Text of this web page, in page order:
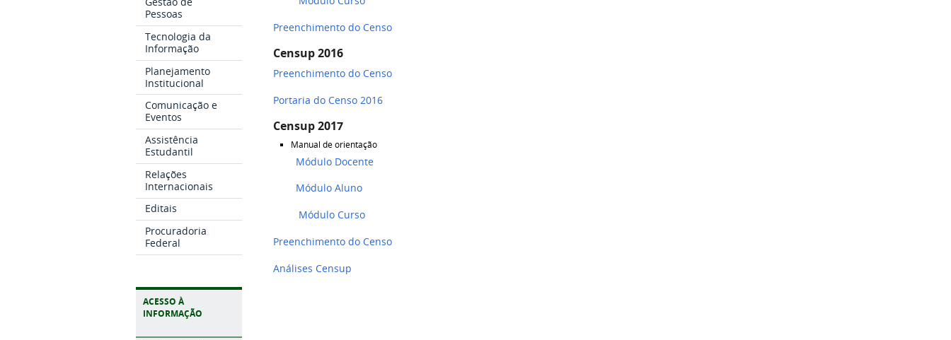
Pessoas
Tecnologia da
Informação
Planejamento
Institucional
Comunicação e
Eventos
Assistência
Estudantil
Relações
Internacionais
Editais
Procuradoria
Federal
ACESSO À
INFORMAÇÃO
Preenchimento do Censo
Censup 2016
Preenchimento do Censo
Portaria do Censo 2016
Censup 2017
Manual de orientação
Módulo Docente
Módulo Aluno
Módulo Curso
Preenchimento do Censo
Análises Censup